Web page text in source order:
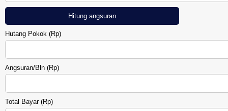
RUMAH GRIYA SAHABAT 7
Hitung angsuran
Hutang Pokok (Rp)
Angsuran/Bln (Rp)
Total Bayar (Rp)